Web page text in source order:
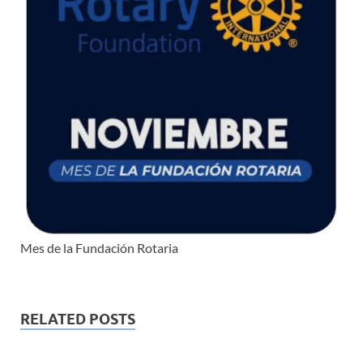
Mes de la Fundación Rotaria
RELATED POSTS